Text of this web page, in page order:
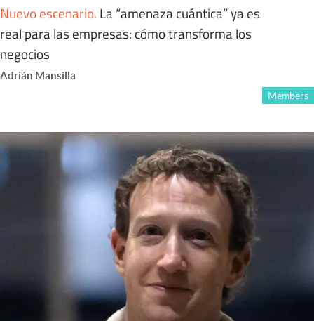
Nuevo escenario. La “amenaza cuántica” ya es
real para las empresas: cómo transforma los
negocios
Adrián Mansilla
Members